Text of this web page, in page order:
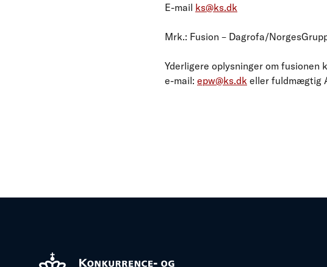
E-mail ks@ks.dk
Mrk.: Fusion – Dagrofa/
Yderligere oplysninger om fusionen
e-mail: epw@ks.dk eller fuldmægtig